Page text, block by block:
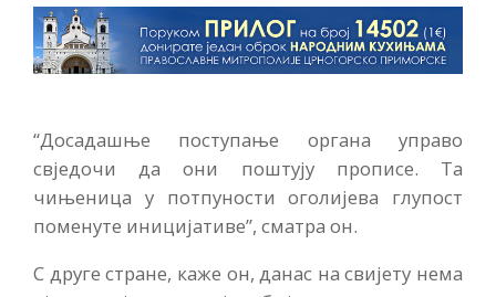
“Досадашње поступање органа управо
свједочи да они поштују прописе. Та
чињеница у потпуности оголијева глупост
поменуте иницијативе”, сматра он.
С друге стране, каже он, данас на свијету нема